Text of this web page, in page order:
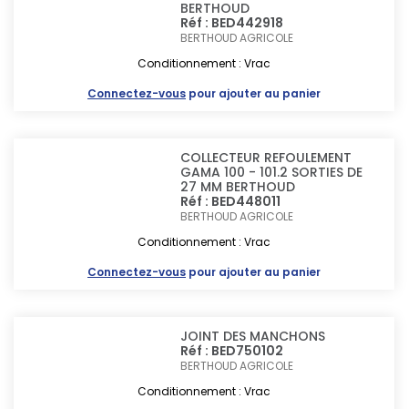
BERTHOUD
Réf : BED442918
BERTHOUD AGRICOLE
Conditionnement : Vrac
Connectez-vous pour ajouter au panier
COLLECTEUR REFOULEMENT
GAMA 100 - 101.2 SORTIES DE
27 MM BERTHOUD
Réf : BED448011
BERTHOUD AGRICOLE
Conditionnement : Vrac
Connectez-vous pour ajouter au panier
JOINT DES MANCHONS
Réf : BED750102
BERTHOUD AGRICOLE
Conditionnement : Vrac